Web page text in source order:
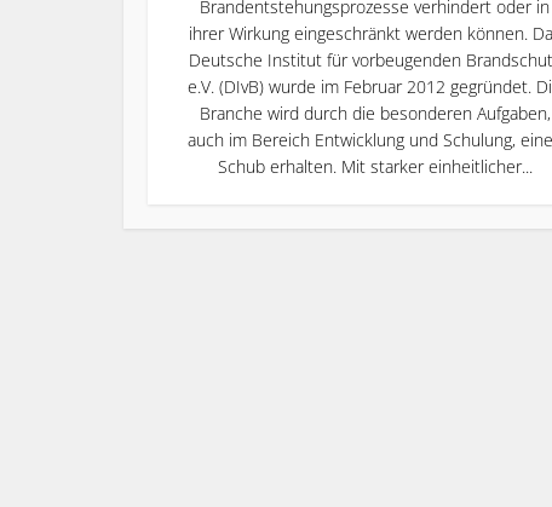
Brandentstehungsprozesse verhindert oder in
ihrer Wirkung eingeschränkt werden können.
Deutsche Institut für vorbeugenden
e.V. (DIvB) wurde im Februar 2012 gegründet.
Branche wird durch die besonderen Aufgaben,
auch im Bereich Entwicklung und Schulung,
Schub erhalten. Mit starker einheitlicher...